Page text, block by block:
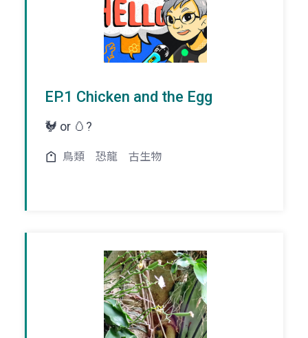
EP.1 Chicken and the Egg
🐓 or 🥚?
鳥類 恐龍 古生物